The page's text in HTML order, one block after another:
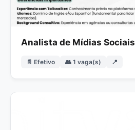
Analista de Mídias Sociais
📄 Efetivo 👥 1 vaga(s) 📍